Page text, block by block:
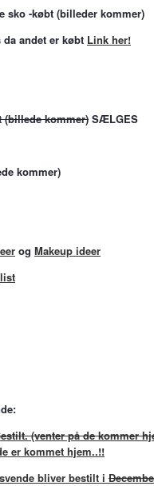
sko -købt (billeder kommer)
andet er købt Link her!
(billede kommer) SÆLGES
kommer)
og Makeup ideer
(venter på de kommer
er kommet hjem..!!
bliver bestilt i